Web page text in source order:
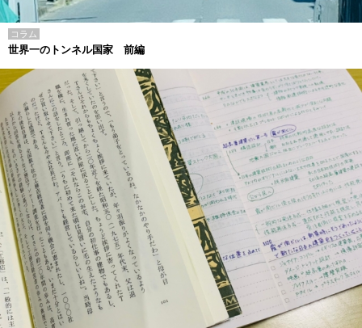
コラム
世界一のトンネル国家 前編